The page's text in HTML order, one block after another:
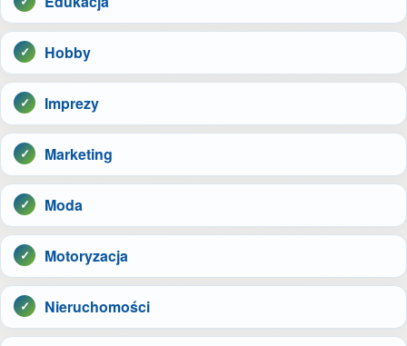
Hobby
Imprezy
Marketing
Moda
Motoryzacja
Nieruchomości